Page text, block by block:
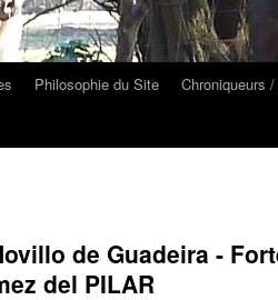
Philosophie du Site Chroniqueurs
de Guadeira -
del PILAR